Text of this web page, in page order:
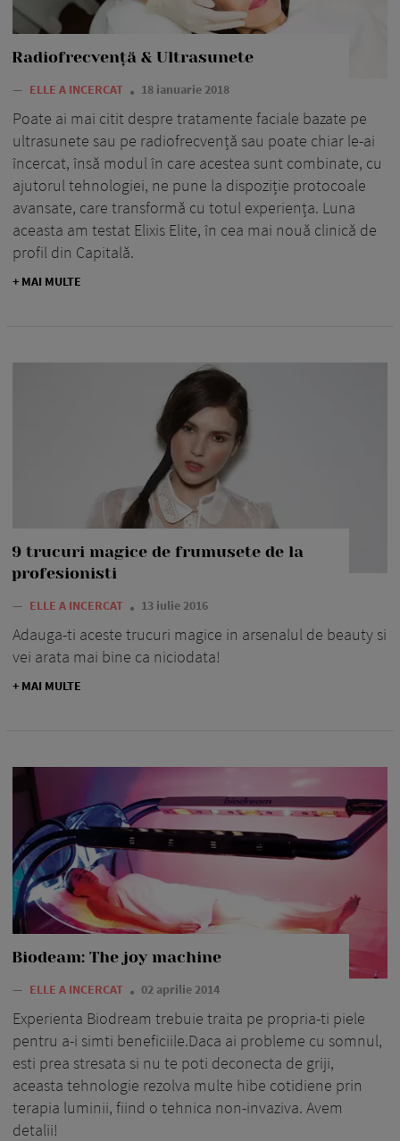
Radiofrecvență & Ultrasunete
— ELLE A INCERCAT 18 ianuarie 2018
Poate ai mai citit despre tratamente faciale bazate pe
ultrasunete sau pe radiofrecvență sau poate chiar le-ai
încercat, însă modul în care acestea sunt combinate, cu
ajutorul tehnologiei, ne pune la dispoziție protocoale
avansate, care transformă cu totul experiența. Luna
aceasta am testat Elixis Elite, în cea mai nouă clinică de
profil din Capitală.
+ MAI MULTE
9 trucuri magice de frumusete de la
profesionisti
— ELLE A INCERCAT 13 iulie 2016
Adauga-ti aceste trucuri magice in arsenalul de beauty si
vei arata mai bine ca niciodata!
+ MAI MULTE
Biodeam: The joy machine
— ELLE A INCERCAT 02 aprilie 2014
Experienta Biodream trebuie traita pe propria-ti piele
pentru a-i simti beneficiile.Daca ai probleme cu somnul,
esti prea stresata si nu te poti deconecta de griji,
aceasta tehnologie rezolva multe hibe cotidiene prin
terapia luminii, fiind o tehnica non-invaziva. Avem
detalii!